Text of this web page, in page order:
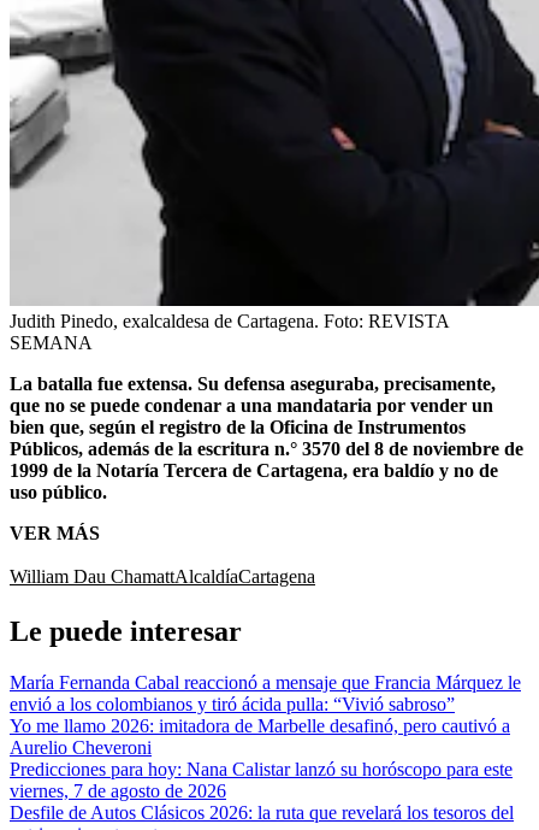
Judith Pinedo, exalcaldesa de Cartagena. Foto: REVISTA
SEMANA
La batalla fue extensa. Su defensa aseguraba, precisamente,
que no se puede condenar a una mandataria por vender un
bien que, según el registro de la Oficina de Instrumentos
Públicos, además de la escritura n.° 3570 del 8 de noviembre de
1999 de la Notaría Tercera de Cartagena, era baldío y no de
uso público.
VER MÁS
William Dau ChamattAlcaldíaCartagena
Le puede interesar
María Fernanda Cabal reaccionó a mensaje que Francia Márquez le
envió a los colombianos y tiró ácida pulla: “Vivió sabroso”
Yo me llamo 2026: imitadora de Marbelle desafinó, pero cautivó a
Aurelio Cheveroni
Predicciones para hoy: Nana Calistar lanzó su horóscopo para este
viernes, 7 de agosto de 2026
Desfile de Autos Clásicos 2026: la ruta que revelará los tesoros del